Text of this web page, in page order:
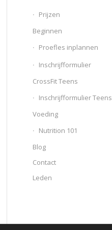
Prijzen
Beginnen
Proefles inplannen
Inschrijfformulier
CrossFit Teens
Inschrijfformulier Teens
Voeding
Nutrition 101
Blog
Contact
Leden